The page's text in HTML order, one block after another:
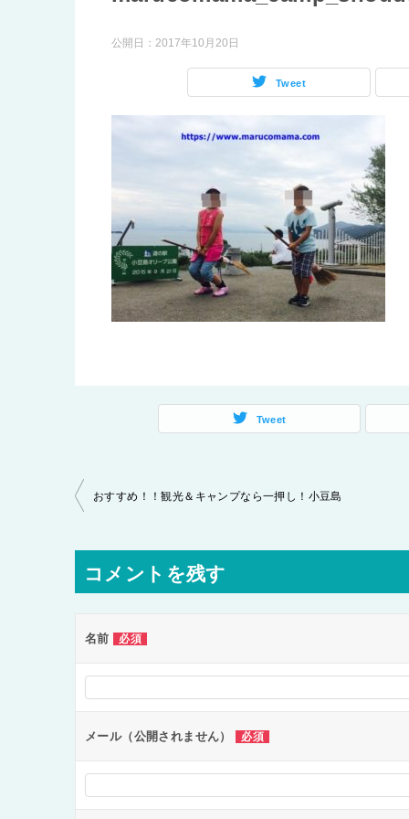
公開日： 2017年10月20日
Tweet
Tweet
投
ナ
ビ
ー
ョ
ン
おすすめ！！観光＆キャンプなら一押し！小豆島
コメントを残す
名前 必須
メール（公開されません） 必須